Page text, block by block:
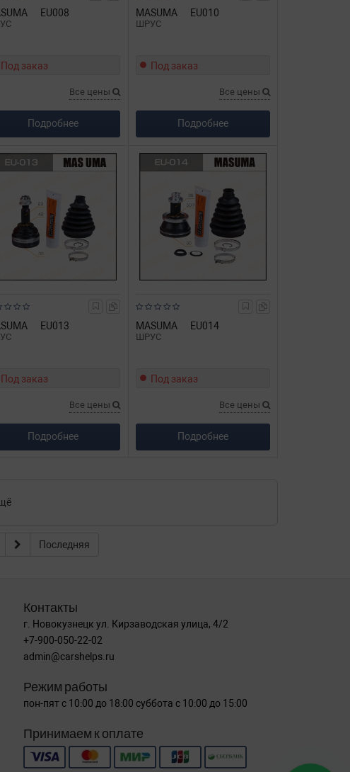
EU008
Под заказ
Все цены
Подробнее
MASUMA EU010
ШРУС
Под заказ
Все цены
Подробнее
EU013
Под заказ
Все цены
Подробнее
MASUMA EU014
ШРУС
Под заказ
Все цены
Подробнее
Последняя
Контакты
г. Новокузнецк ул. Кирзаводская улица, 4/2
+7-900-050-22-02
admin@carshelps.ru
Режим работы
пон-пят с 10:00 до 18:00 суббота с 10:00 до 15:00
Принимаем к оплате